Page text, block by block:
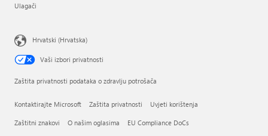
Ulagači
Hrvatski (Hrvatska)
Vaši izbori privatnosti
Zaštita privatnosti podataka o zdravlju potrošača
Kontaktirajte Microsoft Zaštita privatnosti Uvjeti korištenja
Zaštitni znakovi O našim oglasima EU Compliance DoCs